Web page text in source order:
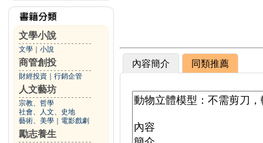
文學小說
文學 小說
商管創投
財經投資 行銷企管
人文藝坊
宗教、哲學
社會、人文、史地
藝術、美學
電影戲劇
勵志養生
內容簡介 同類推薦